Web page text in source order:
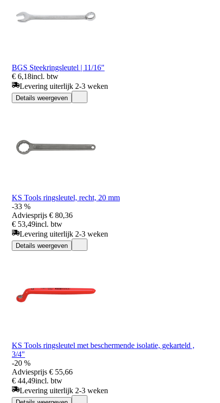
BGS Steekringsleutel | 11/16"
€ 6,18incl. btw
Levering uiterlijk 2-3 weken
Details weergeven
KS Tools ringsleutel, recht, 20 mm
-33 %
Adviesprijs € 80,36
€ 53,49incl. btw
Levering uiterlijk 2-3 weken
Details weergeven
KS Tools ringsleutel met beschermende isolatie, gekarteld ,
3/4"
-20 %
Adviesprijs € 55,66
€ 44,49incl. btw
Levering uiterlijk 2-3 weken